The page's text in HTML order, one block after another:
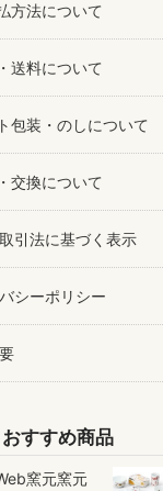
方法について
送料について
包装・のしについて
交換について
引法に基づく表示
シーポリシー
おすすめ商品
窯元窯元